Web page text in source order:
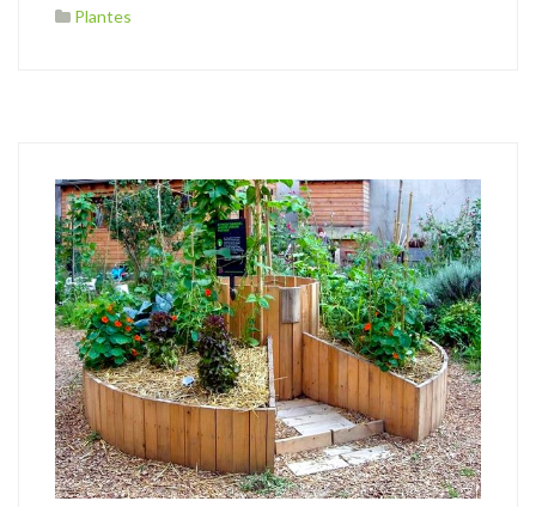
Plantes